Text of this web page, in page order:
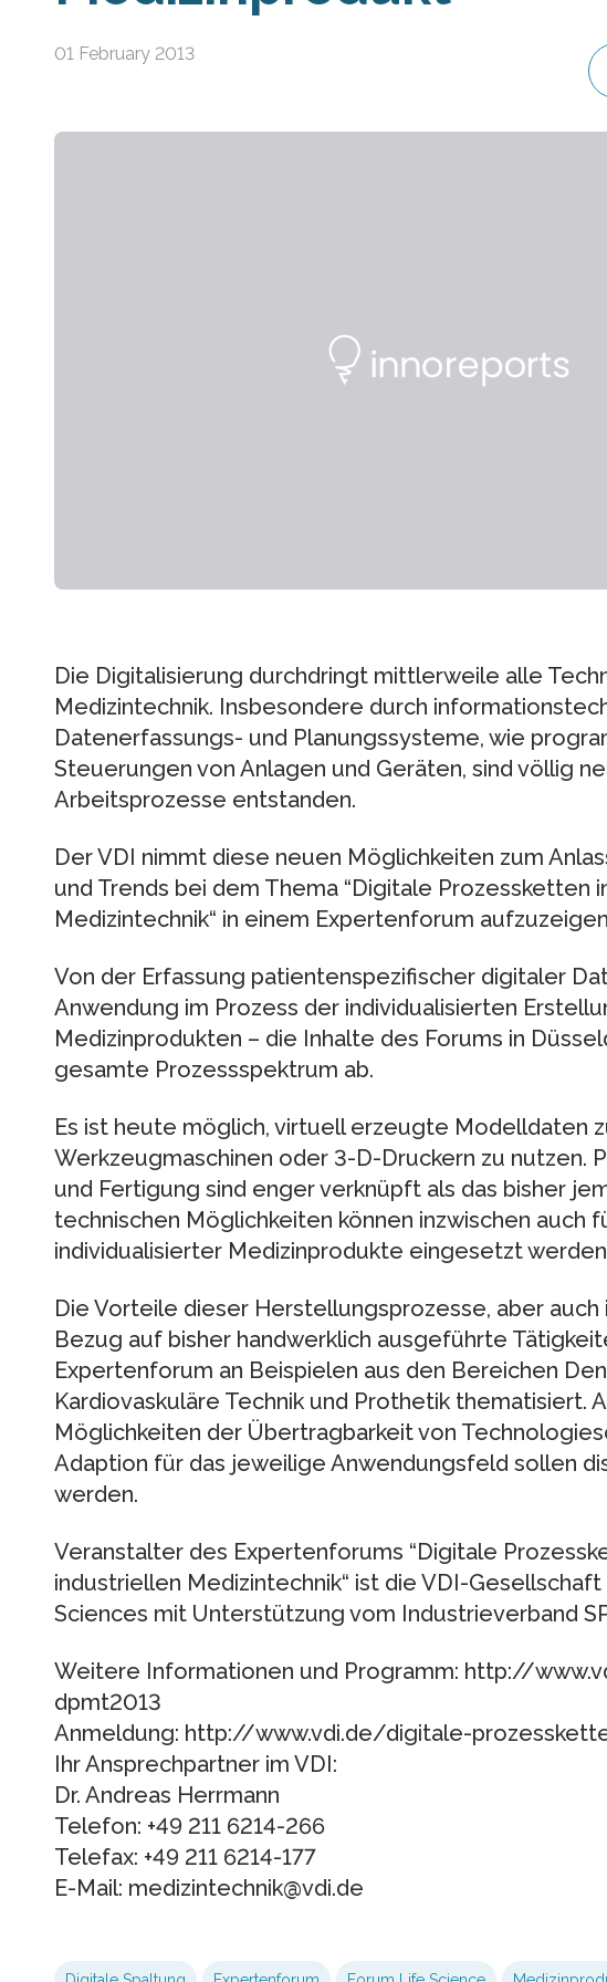
01 February 2013
Die Digitalisierung durchdringt mittlerweile alle
Medizintechnik. Insbesondere durch
Datenerfassungs- und Planungssysteme, wie
Steuerungen von Anlagen und Geräten, sind völlig
Arbeitsprozesse entstanden.
Der VDI nimmt diese neuen Möglichkeiten zum
und Trends bei dem Thema “Digitale Prozessketten
Medizintechnik“ in einem Expertenforum
Von der Erfassung patientenspezifischer digitaler
Anwendung im Prozess der individualisierten
Medizinprodukten – die Inhalte des Forums in
gesamte Prozessspektrum ab.
Es ist heute möglich, virtuell erzeugte Modelldaten
Werkzeugmaschinen oder 3-D-Druckern zu nutzen.
und Fertigung sind enger verknüpft als das bisher
technischen Möglichkeiten können inzwischen auch
individualisierter Medizinprodukte eingesetzt
Die Vorteile dieser Herstellungsprozesse, aber auch
Bezug auf bisher handwerklich ausgeführte
Expertenforum an Beispielen aus den Bereichen
Kardiovaskuläre Technik und Prothetik thematisiert.
Möglichkeiten der Übertragbarkeit von
Adaption für das jeweilige Anwendungsfeld sollen
werden.
Veranstalter des Expertenforums “Digitale
industriellen Medizintechnik“ ist die VDI-
Sciences mit Unterstützung vom Industrieverband
Weitere Informationen und Programm: http://
dpmt2013
Anmeldung: http://www.vdi.de/digitale-
Ihr Ansprechpartner im VDI:
Dr. Andreas Herrmann
Telefon: +49 211 6214-266
Telefax: +49 211 6214-177
E-Mail: medizintechnik@vdi.de